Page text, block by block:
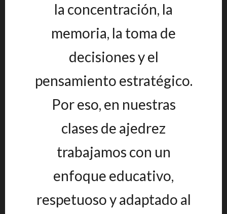
la concentración, la
memoria, la toma de
decisiones y el
pensamiento estratégico.
Por eso, en nuestras
clases de ajedrez
trabajamos con un
enfoque educativo,
respetuoso y adaptado al